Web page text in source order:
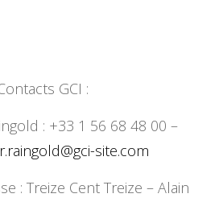
GCI :
: +33 1 56 68 48 00 –
site.com
: Treize Cent Treize – Alain